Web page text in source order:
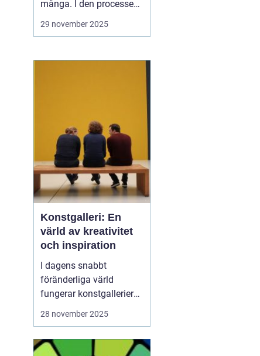
många. I den processen
är körkortsfotot mer än
identiteten på kortet som
29 november 2025
Konstgalleri: En
värld av kreativitet
och inspiration
I dagens snabbt
föränderliga värld
fungerar konstgallerier
som magiska platser där
utrymmen är mer än
28 november 2025